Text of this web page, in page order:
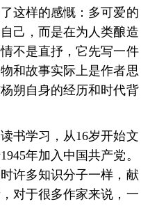
这样的感慨： 多可爱的
己，而是在为人类酿造
不是直抒，它先写一件
和故事实际上是作者思
朔自身的经历和时代背
书学习，从16岁开始文
年加入中 国共产党。
许多知识分子一样，献
对于很多作家来说，一